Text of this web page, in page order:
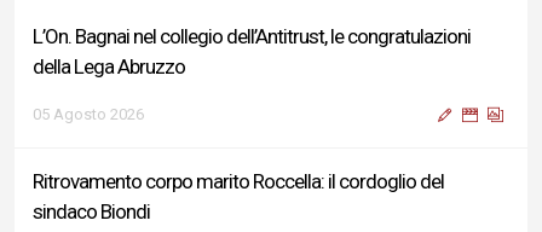
L’On. Bagnai nel collegio dell’Antitrust, le congratulazioni
della Lega Abruzzo
05 Agosto 2026
Ritrovamento corpo marito Roccella: il cordoglio del
sindaco Biondi